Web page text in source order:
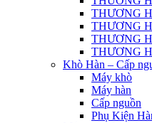
THƯƠNG
THƯƠNG
THƯƠNG
THƯƠNG
Khò Hàn – Cấp
Máy khò
Máy hàn
Cấp nguồn
Phụ Kiện